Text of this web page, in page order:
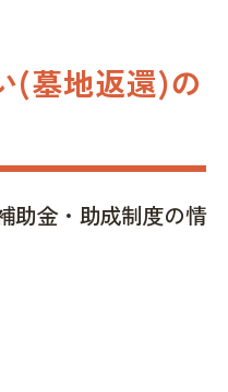
(墓地返還)の
助金・助成制度の情